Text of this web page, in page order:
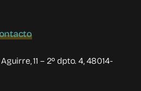
11 – 2º dpto. 4, 48014-